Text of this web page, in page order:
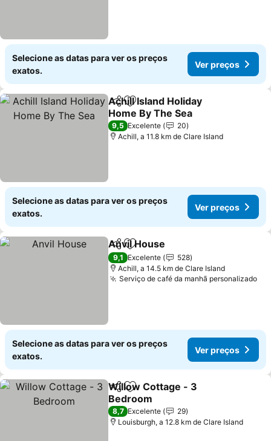
Selecione as datas para ver os preços
exatos.
Ver preços
PartilharAdicionar aos favoritos
Achill Island Holiday
Home By The Sea
Ver preços
9,5 Excelente
20
Achill, a 11.8 km de Clare Island
Selecione as datas para ver os preços
exatos.
Ver preços
PartilharAdicionar aos favoritos
Anvil House
9,1 Excelente
528
Achill, a 14.5 km de Clare Island
Serviço de café da manhã personalizado
Selecione as datas para ver os preços
exatos.
Ver preços
PartilharAdicionar aos favoritos
Willow Cottage - 3
Bedroom
Ver preços
8,7 Excelente
29
Louisburgh, a 12.8 km de Clare Island